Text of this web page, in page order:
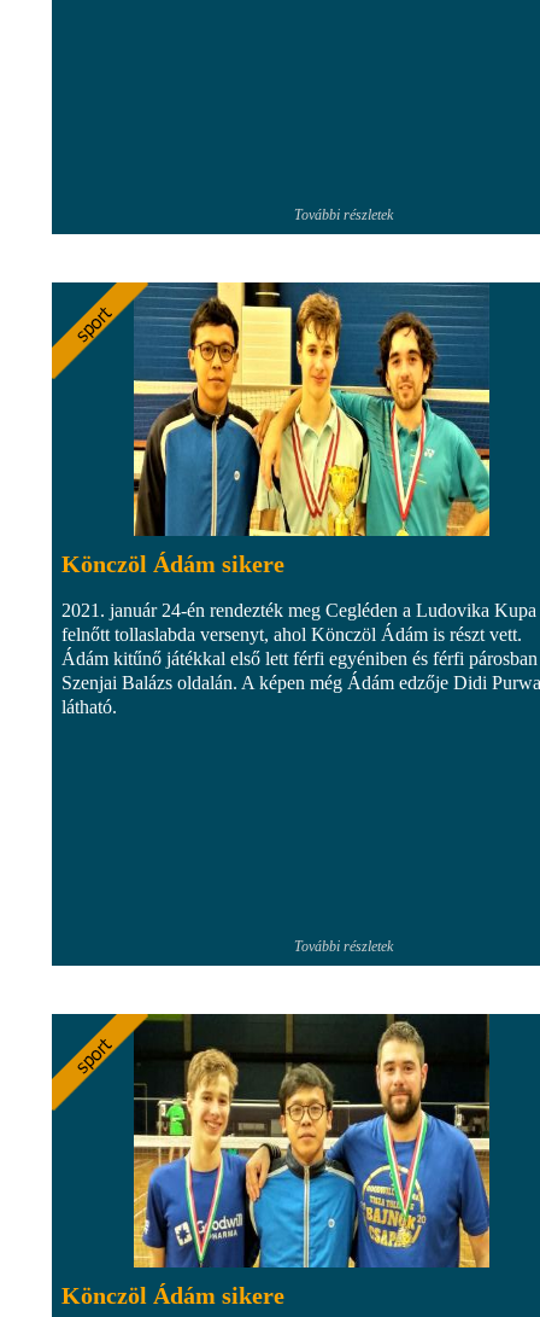
További részletek
Könczöl Ádám sikere
2021. január 24-én rendezték meg Cegléden a Ludovika Kupa
felnőtt tollaslabda versenyt, ahol Könczöl Ádám is részt vett.
Ádám kitűnő játékkal első lett férfi egyéniben és férfi
Szenjai Balázs oldalán. A képen még Ádám edzője Didi
látható.
További részletek
Könczöl Ádám sikere